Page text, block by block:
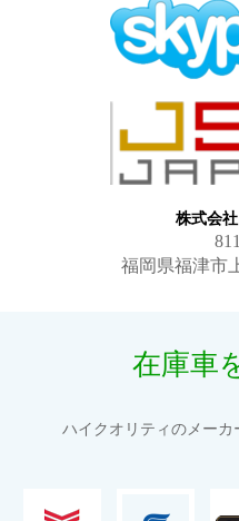
株式会
福岡県福津市
在庫車
ハイクオリティのメーカ